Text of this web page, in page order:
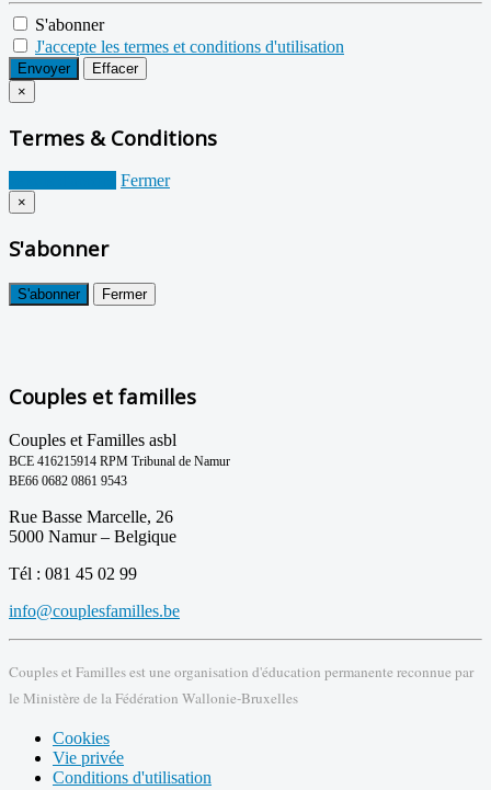
S'abonner
J'accepte les termes et conditions d'utilisation
Envoyer
Effacer
×
Termes & Conditions
Fermer
×
S'abonner
S'abonner Fermer
Couples et familles
Couples et Familles asbl
BCE 416215914 RPM Tribunal de Namur
BE66 0682 0861 9543
Rue Basse Marcelle, 26
5000 Namur – Belgique
Tél : 081 45 02 99
info@couplesfamilles.be
Couples et Familles est une organisation d'éducation permanente reconnue par
le Ministère de la Fédération Wallonie-Bruxelles
Cookies
Vie privée
Conditions d'utilisation